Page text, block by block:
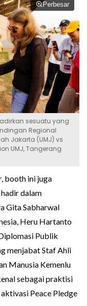
Perbesar
sesuatu yang
Regional
Jakarta (UMJ) vs
UMJ, Tangerang
booth ini juga
dalam
Gita Sabharwal
Heru Hartanto
Publik
menjabat Staf Ahli
Manusia Kemenlu
sebagai praktisi
Peace Pledge